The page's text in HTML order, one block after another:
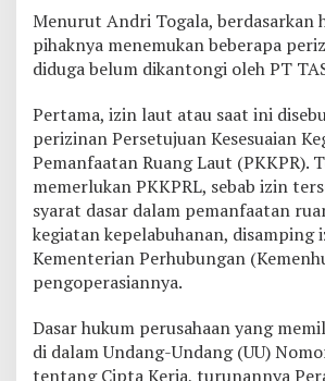
P
T
T
S
k
e
K
e
j
t
i
Menurut Andri Togala, berdasarkan
pihaknya menemukan beberapa
diduga belum dikantongi oleh PT
Pertama, izin laut atau saat ini
perizinan Persetujuan Kesesuaian
Pemanfaatan Ruang Laut (PKKPR).
memerlukan PKKPRL, sebab izin
syarat dasar dalam pemanfaatan
kegiatan kepelabuhanan, disamping
Kementerian Perhubungan
pengoperasiannya.
Dasar hukum perusahaan yang
di dalam Undang-Undang (UU)
tentang Cipta Kerja, turunannya